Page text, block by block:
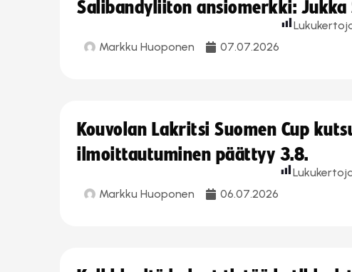
Salibandyliiton ansiomerkki: Jukka
Markku Huoponen 07.07.2026
Kouvolan Lakritsi Suomen Cup
ilmoittautuminen päättyy 3.8.
Markku Huoponen 06.07.2026